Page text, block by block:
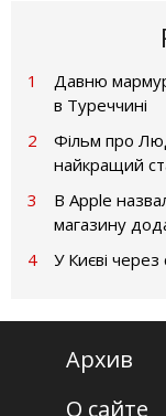
1
Давню
в Туреччині
2
Фільм про
найкращий
3
В Apple
магазину
4
У Києві
Архив
О сайте